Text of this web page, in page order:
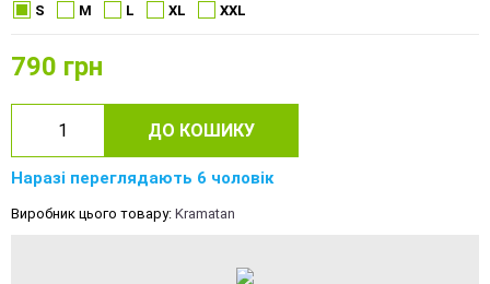
S M L XL XXL
790 грн
ДО КОШИКУ
Наразі переглядають 6 чоловік
Виробник цього товару: Kramatan